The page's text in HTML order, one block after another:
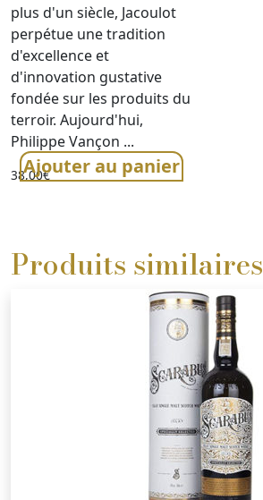
plus d'un siècle, Jacoulot
perpétue une tradition
d'excellence et
d'innovation gustative
fondée sur les produits du
terroir. Aujourd'hui,
Philippe Vançon ...
38,00€
Ajouter au panier
Produits similaires